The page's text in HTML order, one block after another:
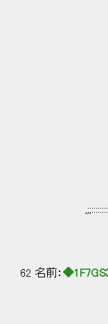
ヽ
{ _
ヽ,､
l l ｀ ‐
l lー- ､
ヽ
ヽ'';;;;／
∨‐ｧ――-
ヾ´ ｀
l ﾞ
62 名前：